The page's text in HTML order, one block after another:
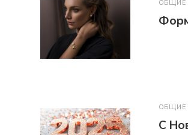
ОБЩИЕ
ОБЩИЕ
С